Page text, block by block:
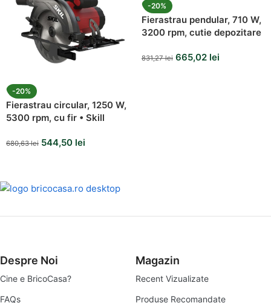
-20%
Fierastrau circular, 1250 W,
5300 rpm, cu fir • Skill
680,63lei 544,50 lei
-20%
Fierastrau pendular, 710 W,
3200 rpm, cutie depozitare
831,27lei 665,02 lei
Despre Noi
Cine e BricoCasa?
FAQs
Magazin
Recent Vizualizate
Produse Recomandate